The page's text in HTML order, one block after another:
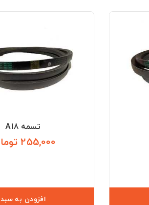
تسمه A18
255,000 تومان
افزودن به سبد